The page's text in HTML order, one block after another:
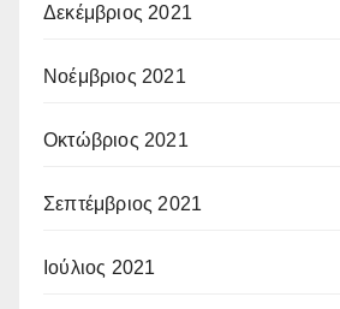
Δεκέμβριος 2021
Νοέμβριος 2021
Οκτώβριος 2021
Σεπτέμβριος 2021
Ιούλιος 2021